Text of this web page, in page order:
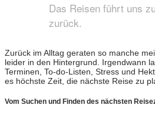
Das Reisen führt uns
zurück.
Zurück im Alltag geraten so manche
leider in den Hintergrund. Irgendwann
Terminen, To-do-Listen, Stress und
es höchste Zeit, die nächste Reise zu
Vom Suchen und Finden des nächsten